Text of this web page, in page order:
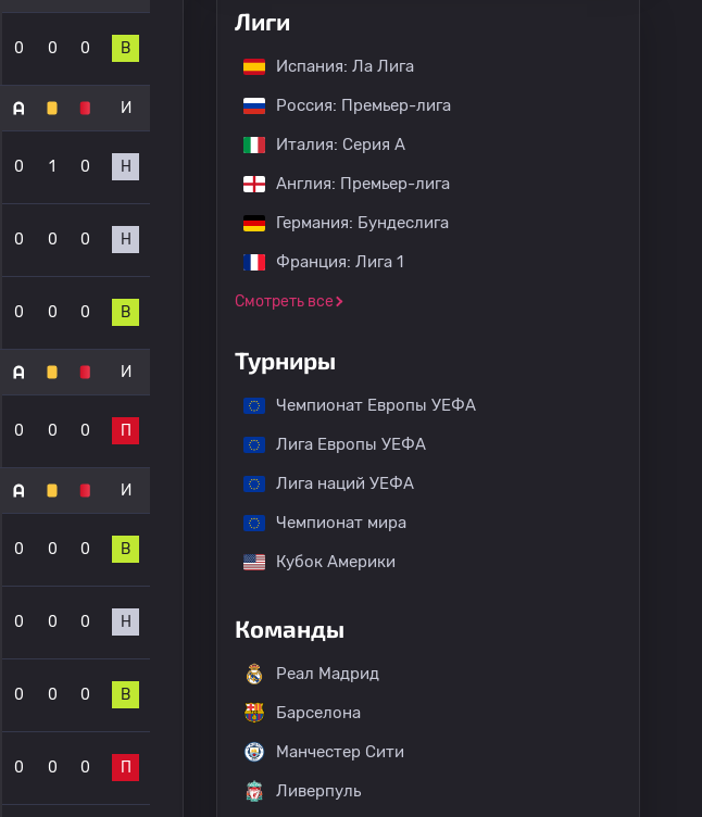
0 0 0 В
И
0 1 0 Н
0 0 0 Н
0 0 0 В
И
0 0 0 П
И
0 0 0 В
0 0 0 Н
0 0 0 В
0 0 0 П
Лиги
Испания: Ла Лига
Россия: Премьер-лига
Италия: Серия А
Англия: Премьер-лига
Германия: Бундеслига
Франция: Лига 1
Смотреть все
Турниры
Чемпионат Европы УЕФА
Лига Европы УЕФА
Лига наций УЕФА
Чемпионат мира
Кубок Америки
Команды
Реал Мадрид
Барселона
Манчестер Сити
Ливерпуль